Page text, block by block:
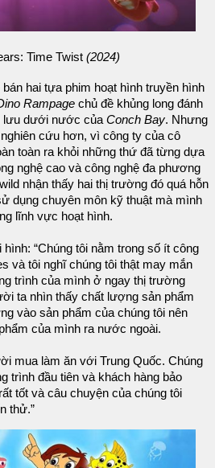
Time Twist (2024)
hai tựa phim hoạt hình truyền hình
Rampage chủ đề khủng long đánh
lưu dưới nước của Conch Bay. Nhưng
cứu hơn, vì công ty của cô
toàn ra khỏi những thứ đã từng dựa
nghệ cao và công nghệ đa phương
nhận thấy hai thị trường đó quá hỗn
dụng chuyên môn kỹ thuật mà mình
lĩnh vực hoạt hình.
“Chúng tôi nằm trong số ít công
và tôi nghĩ chúng tôi thật may mắn
trình của mình ở ngay thị trường
ta nhìn thấy chất lượng sản phẩm
vào sản phẩm của chúng tôi nên
của mình ra nước ngoài.
mua làm ăn với Trung Quốc. Chúng
trình đầu tiên và khách hàng bảo
tốt và câu chuyện của chúng tôi
thử.”